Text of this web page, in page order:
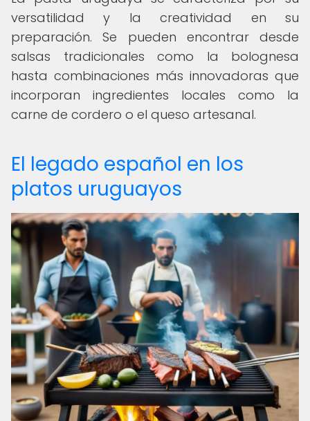
versatilidad y la creatividad en su
preparación. Se pueden encontrar desde
salsas tradicionales como la bolognesa
hasta combinaciones más innovadoras que
incorporan ingredientes locales como la
carne de cordero o el queso artesanal.
El legado español en los
platos uruguayos